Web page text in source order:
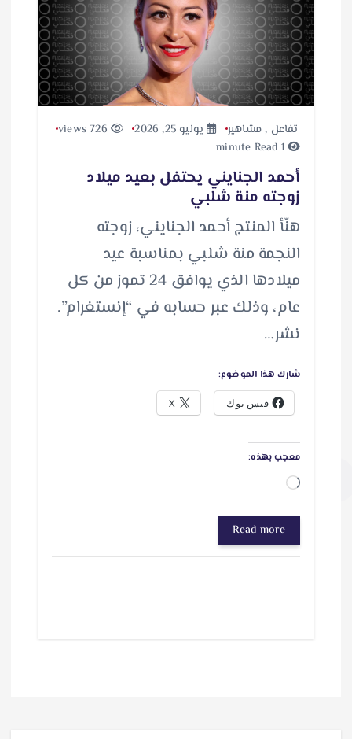
ي
ل
…
تفاعل , مشاهير يوليو 25, 2026
1 minute Read
أحمد الجنايني يحتفل بعيد ميلاد
زوجته منة شلبي
هنّأ المنتج أحمد الجنايني، زوجته
النجمة منة شلبي بمناسبة عيد
ميلادها الذي يوافق 24 تموز من كل
عام، وذلك عبر حسابه في “إنستغرام”.
نشر…
شارك هذا الموضوع:
فيس بوك X
معجب بهذه:
ج
ا
ر
ي
م
Read more